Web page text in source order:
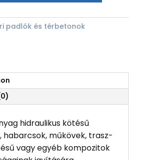
padlók és térbetonok
hidraulikus kötésű
habarcsok, műkövek, trasz-
vagy egyéb kompozitok